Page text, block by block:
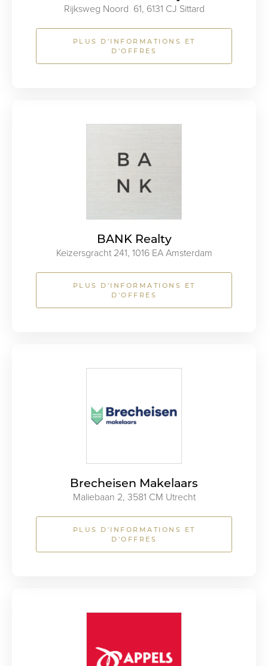
Rijksweg Noord 61, 6131 CJ Sittard
PLUS D'INFORMATIONS ET
D'OFFRES
BANK Realty
Keizersgracht 241, 1016 EA Amsterdam
PLUS D'INFORMATIONS ET
D'OFFRES
Brecheisen Makelaars
Maliebaan 2, 3581 CM Utrecht
PLUS D'INFORMATIONS ET
D'OFFRES